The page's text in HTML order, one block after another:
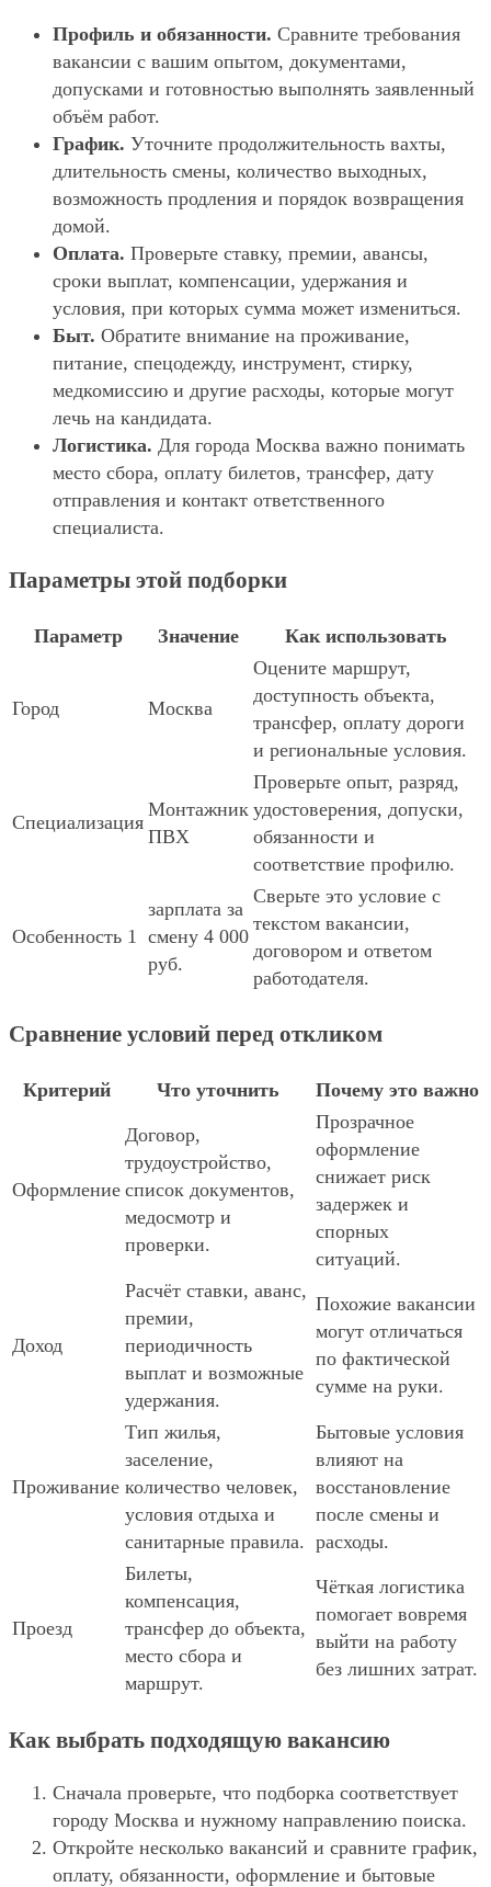
Профиль и обязанности. Сравните требования
вакансии с вашим опытом, документами,
допусками и готовностью выполнять заявленный
объём работ.
График. Уточните продолжительность вахты,
длительность смены, количество выходных,
возможность продления и порядок возвращения
домой.
Оплата. Проверьте ставку, премии, авансы,
сроки выплат, компенсации, удержания и
условия, при которых сумма может измениться.
Быт. Обратите внимание на проживание,
питание, спецодежду, инструмент, стирку,
медкомиссию и другие расходы, которые могут
лечь на кандидата.
Логистика. Для города Москва важно понимать
место сбора, оплату билетов, трансфер, дату
отправления и контакт ответственного
специалиста.
Параметры этой подборки
Параметр Значение Как использовать
Город Москва
Оцените маршрут,
доступность объекта,
трансфер, оплату дороги
и региональные условия.
Специализация
Монтажник
ПВХ
Проверьте опыт, разряд,
удостоверения, допуски,
обязанности и
соответствие профилю.
Особенность 1
зарплата за
смену 4 000
руб.
Сверьте это условие с
текстом вакансии,
договором и ответом
работодателя.
Сравнение условий перед откликом
Критерий Что уточнить Почему это важно
Оформление
Договор,
трудоустройство,
список документов,
медосмотр и
проверки.
Прозрачное
оформление
снижает риск
задержек и
спорных
ситуаций.
Доход
Расчёт ставки, аванс,
премии,
периодичность
выплат и возможные
удержания.
Похожие вакансии
могут отличаться
по фактической
сумме на руки.
Проживание
Тип жилья,
заселение,
количество человек,
условия отдыха и
санитарные правила.
Бытовые условия
влияют на
восстановление
после смены и
расходы.
Проезд
Билеты,
компенсация,
трансфер до объекта,
место сбора и
маршрут.
Чёткая логистика
помогает вовремя
выйти на работу
без лишних затрат.
Как выбрать подходящую вакансию
Сначала проверьте, что подборка соответствует
городу Москва и нужному направлению поиска.
Откройте несколько вакансий и сравните график,
оплату, обязанности, оформление и бытовые